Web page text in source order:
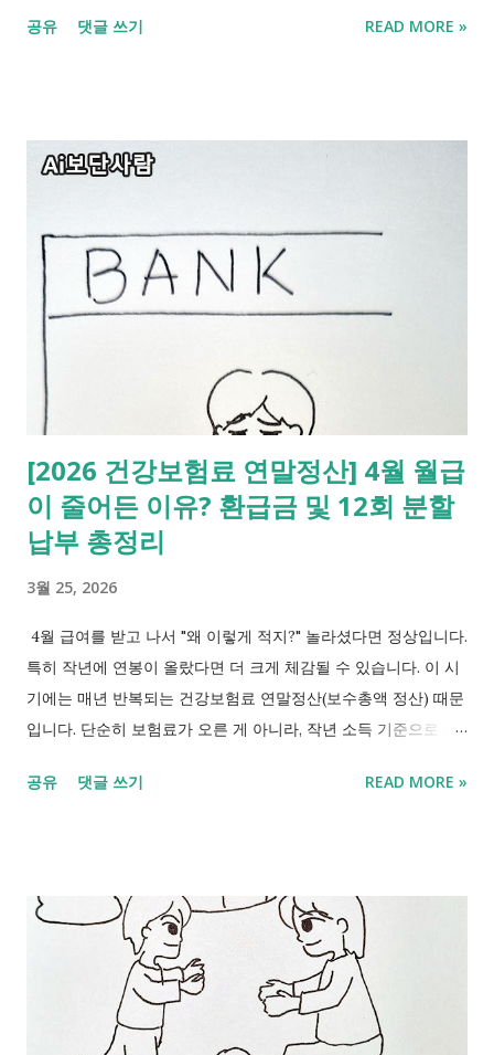
조회해 보면 대상자인 경우가 상당히 많습니다. 그래서 신청 전
격이 없는 것은 아닙니다. 국세청 시스템을 통해 직접 확인하는
택스 또는 손택스 앱 접속 - 로그인 - 첫 화면 '근로장려금 신청'
또는 우측 상단 ≡을 눌러 신청 대상 여부 조회 2) ARS 전화 조회
(전화 조회 및 신청) 인터넷 사용이 어려우신 분들은 전화로 간단
하게 조회할 수 있습니다. - 국세청 1544-9944 로 전화 - 주민등
록번호 + # 입력 후 조회(예 : 000000-0000000#) 3) 근로장려
금 상담센터(복잡한 경우) 보다 상세한 상담이 필요하거나 본인
의 상황이 특수한 경우에는 상담원을 통해 개별 확인을 받는 것이
좋습니다. - 1566-3636 으로 전화 - 상담원을 통한 개별 확인 가
능 근로장려금 대상 조회는 신청 기간과 관계없이 홈택스 또는 손
택스를 통해 확인할 수 있습니다. 2. 2026년 가구별 소득 및 재산
기준(반드시 확인하세요!) 근로장려금은 소득과 재산을 모두 충족
할 경우 신청하여 수령할 수 있습니다. 1) 소득 기준 근...
공유 댓글 쓰기 READ MORE »
[2026 건강보험료 연말정산] 4월 월급
이 줄어든 이유? 환급금 및 12회 분할
납부 총정리
3월 25, 2026
4월 급여를 받고 나서 "왜 이렇게 적지?" 놀라셨다면 정상입니다.
특히 작년에 연봉이 올랐다면 더 크게 체감될 수 있습니다. 이 시
기에는 매년 반복되는 건강보험료 연말정산(보수총액 정산) 때문
입니다. 단순히 보험료가 오른 게 아니라, 작년 소득 기준으로 다
강보험료 연말정산 후 추가 납부? 환급? 1. 건강보험료 연말정산
반영해 정확한 보험료를 다시 계산하는 과정 이 바로 4월의 연말
정산 입니다. 1) 추가 납부 2025년 중 연봉 인상이나 성과급 등으
로 소득이 늘어난 경우 추가된 금액을 납부. 2) 보험료 환급 휴직
이나 임금 삭감 등으로 실제 소득이 줄어든 경우 4월 급여에 자동
합산되어 지급. 작년 소득 변화 발생 이유 4월 결과 소득 증가 연
공유 댓글 쓰기 READ MORE »